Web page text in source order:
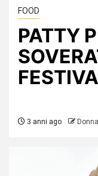
FOOD
PATTY
3 anni ago